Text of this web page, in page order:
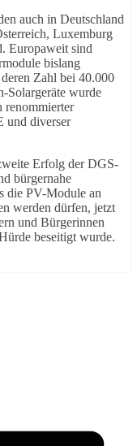
auch in Deutschland
Luxemburg
Europaweit sind
bislang
Zahl bei 40.000
Solargeräte wurde
renommierter
und diverser
Erfolg der DGS-
bürgernahe
die PV-Module an
werden dürfen, jetzt
und Bürgerinnen
beseitigt wurde.